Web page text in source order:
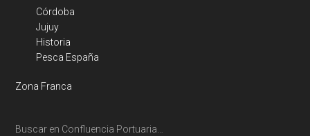
Córdoba
Jujuy
Historia
Pesca España
Zona Franca
Buscar en Confluencia Portuaria…